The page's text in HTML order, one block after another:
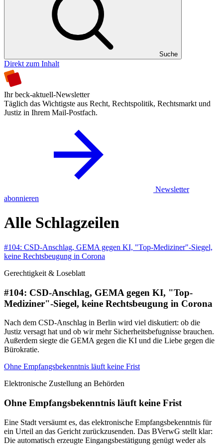
Suche
Direkt zum Inhalt
Ihr beck-aktuell-Newsletter
Täglich das Wichtigste aus Recht, Rechtspolitik, Rechtsmarkt und
Justiz in Ihrem Mail-Postfach.
Newsletter
abonnieren
Alle Schlagzeilen
#104: CSD-Anschlag, GEMA gegen KI, "Top-Mediziner"-Siegel,
keine Rechtsbeugung in Corona
Gerechtigkeit & Loseblatt
#104: CSD-Anschlag, GEMA gegen KI, "Top-
Mediziner"-Siegel, keine Rechtsbeugung in Corona
Nach dem CSD-Anschlag in Berlin wird viel diskutiert: ob die
Justiz versagt hat und ob wir mehr Sicherheitsbefugnisse brauchen.
Außerdem siegte die GEMA gegen die KI und die Liebe gegen die
Bürokratie.
Ohne Empfangsbekenntnis läuft keine Frist
Elektronische Zustellung an Behörden
Ohne Empfangsbekenntnis läuft keine Frist
Eine Stadt versäumt es, das elektronische Empfangsbekenntnis für
ein Urteil an das Gericht zurückzusenden. Das BVerwG stellt klar:
Die automatisch erzeugte Eingangsbestätigung genügt weder als